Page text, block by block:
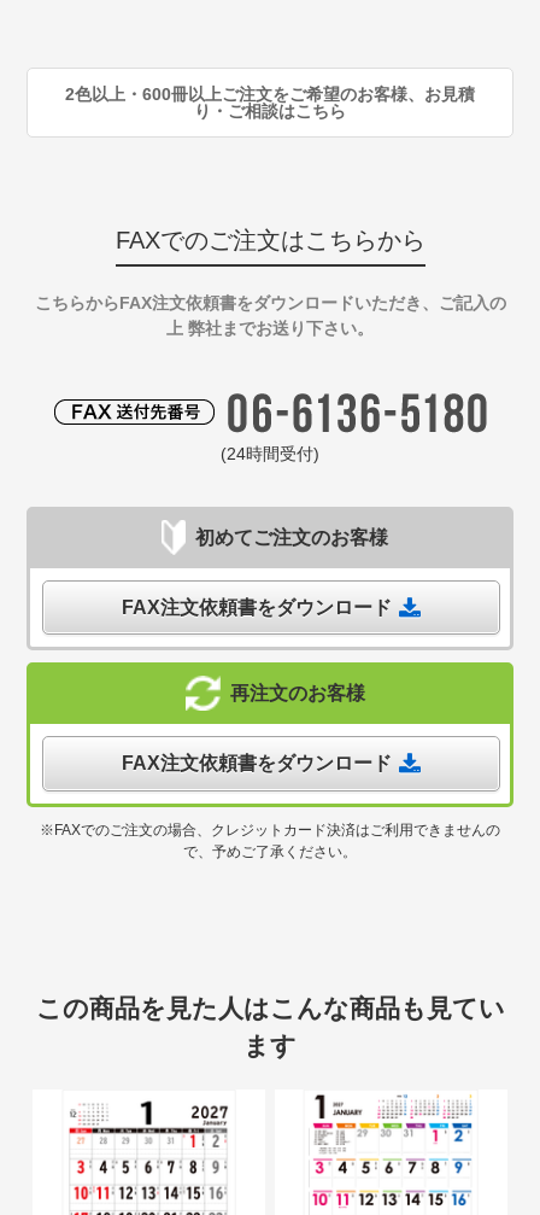
2色以上・600冊以上ご注文をご希望のお客様、お見積
り・ご相談はこちら
FAXでのご注文はこちらから
こちらからFAX注文依頼書をダウンロードいただき、ご記入の
上 弊社までお送り下さい。
(24時間受付)
初めてご注文のお客様
FAX注文依頼書をダウンロード
再注文のお客様
FAX注文依頼書をダウンロード
※FAXでのご注文の場合、クレジットカード決済はご利用できませんの
で、予めご了承ください。
この商品を見た人はこんな商品も見てい
ます